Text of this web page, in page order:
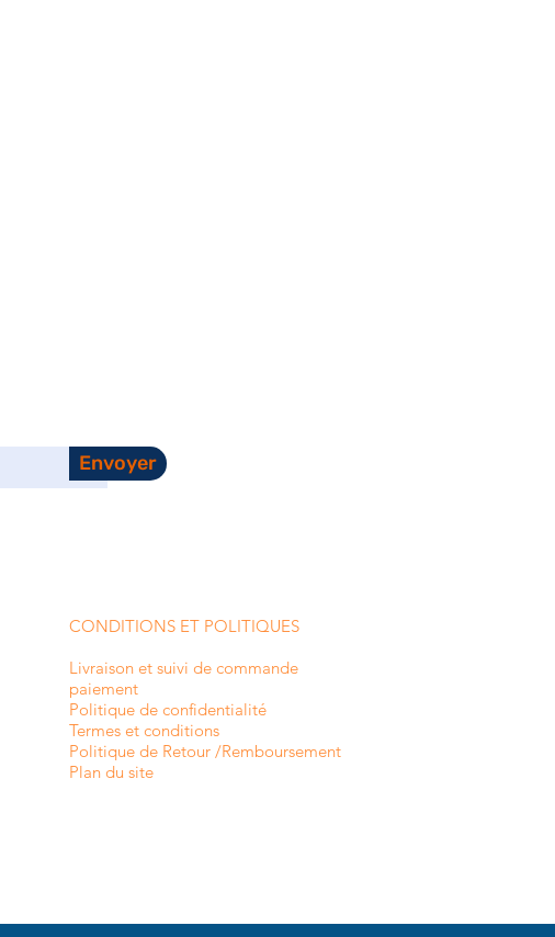
Envoyer
CONDITIONS ET POLITIQUES
Livraison et suivi de commande
paiement
Politique de confidentialité
Termes et conditions
Politique de Retour /Remboursement
Plan du site